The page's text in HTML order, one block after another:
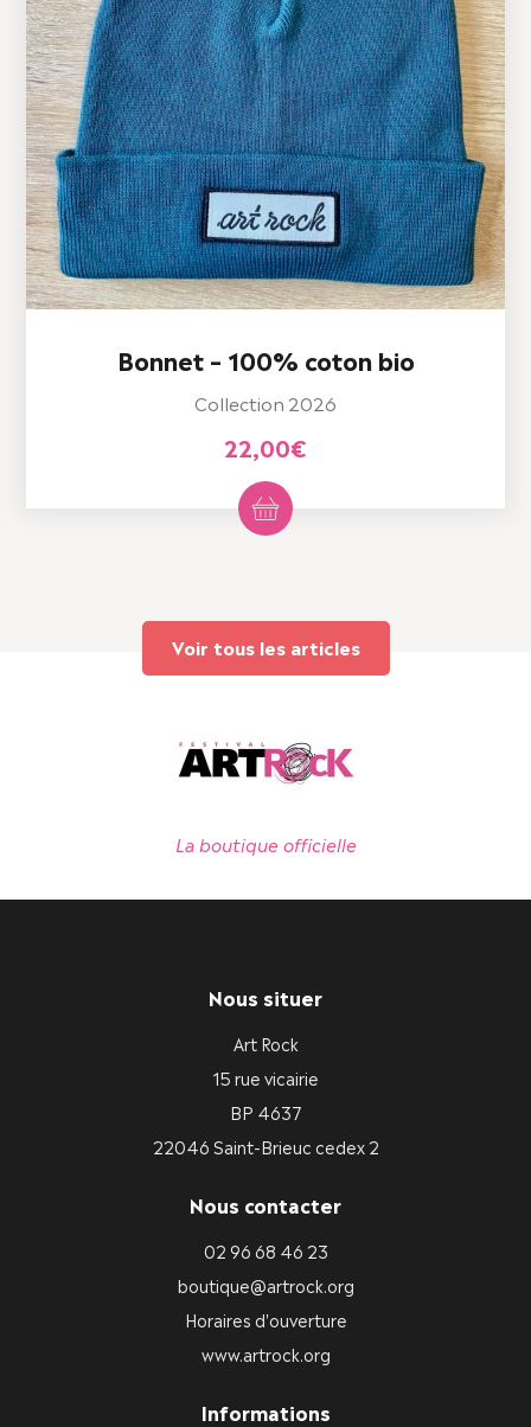
Bonnet – 100% coton bio
Collection 2026
22,00€
Voir tous les articles
La boutique officielle
Nous situer
Art Rock
15 rue vicairie
BP 4637
22046 Saint-Brieuc cedex 2
Nous contacter
02 96 68 46 23
boutique@artrock.org
Horaires d'ouverture
www.artrock.org
Informations